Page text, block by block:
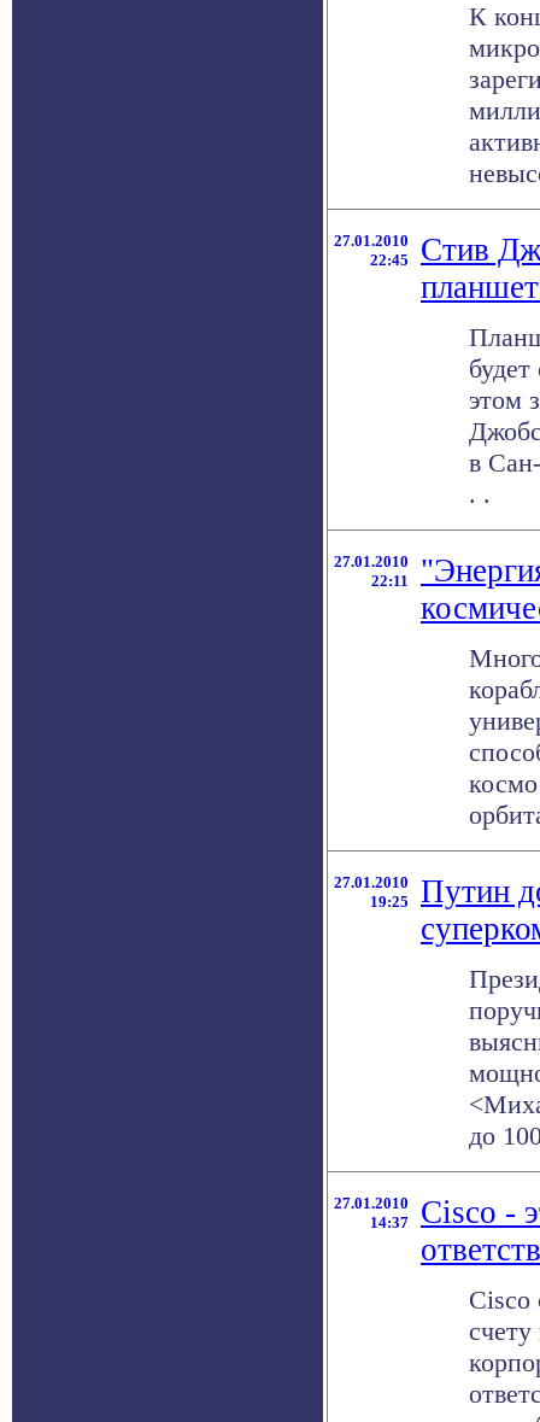
К
27.01.2010
22:45
Стив
этом
в
. .
27.01.2010
22:11
27.01.2010
19:25
Путин
до
27.01.2010
14:37
Cisco -
Cisco
счету